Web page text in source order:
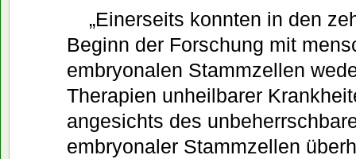
„Einerseits konnten in den
Beginn der Forschung mit
embryonalen Stammzellen
Therapien unheilbarer
angesichts des
embryonaler Stammzellen